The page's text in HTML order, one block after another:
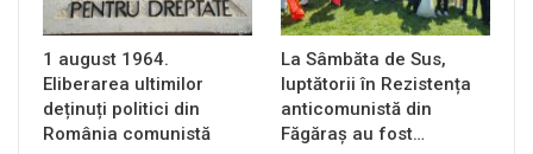
1 august 1964.
Eliberarea ultimilor
deținuți politici din
România comunistă
La Sâmbăta de Sus,
luptătorii în Rezistența
anticomunistă din
Făgăraș au fost…